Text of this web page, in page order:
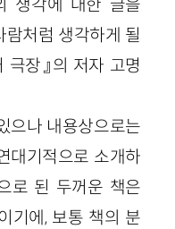
생각에 대한 글을
처럼 생각하게 될
극장』의 저자 고명
으나 내용상으로는
대기적으로 소개하
로 된 두꺼운 책은
기에, 보통 책의 분